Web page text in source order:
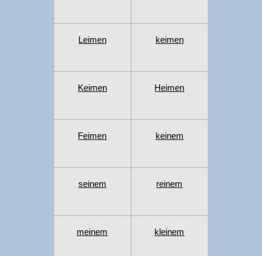
Leimen keimen
Keimen Heimen
Feimen keinem
seinem reinem
meinem kleinem